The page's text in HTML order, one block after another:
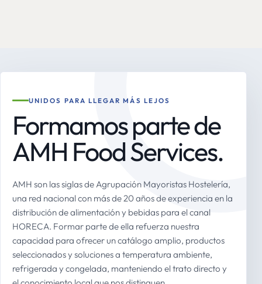
UNIDOS PARA LLEGAR MÁS LEJOS
Formamos parte de
AMH Food Services.
AMH son las siglas de Agrupación Mayoristas Hostelería,
una red nacional con más de 20 años de experiencia en la
distribución de alimentación y bebidas para el canal
HORECA. Formar parte de ella refuerza nuestra
capacidad para ofrecer un catálogo amplio, productos
seleccionados y soluciones a temperatura ambiente,
refrigerada y congelada, manteniendo el trato directo y